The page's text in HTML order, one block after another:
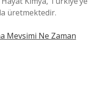
üretmektedir.
Mevsimi Ne Zaman